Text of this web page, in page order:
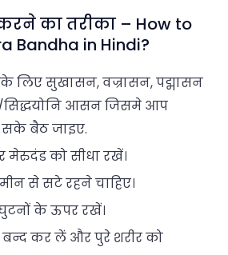
का तरीका – How to
Bandha in Hindi?
लिए सुखासन, वज्रासन, पद्मासन
सिद्धयोनि आसन जिसमे आप
बैठ जाइए.
को सीधा रखें।
से सटे रहने चाहिए।
के ऊपर रखें।
कर लें और पुरे शरीर को